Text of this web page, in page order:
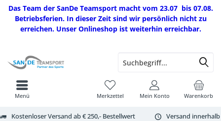
Das Team der SanDe Teamsport macht vom 23.07 bis 07.08.
Betriebsferien. In dieser Zeit sind wir persönlich nicht zu
erreichen. Unser Onlineshop ist weiterhin erreichbar.
Kostenloser Versand ab € 250,- Bestellwert Versand
Warenkorb
Merkzettel Mein Konto
Menü